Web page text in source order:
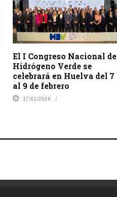
El I Congreso Nacional de
Hidrógeno Verde se
celebrará en Huelva del 7
al 9 de febrero
17/01/2024